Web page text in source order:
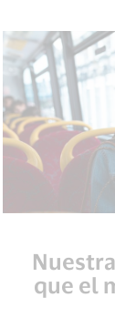
que el